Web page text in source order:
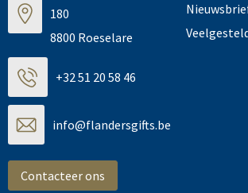
180
8800 Roeselare
+32 51 20 58 46
info@flandersgifts.be
Contacteer ons